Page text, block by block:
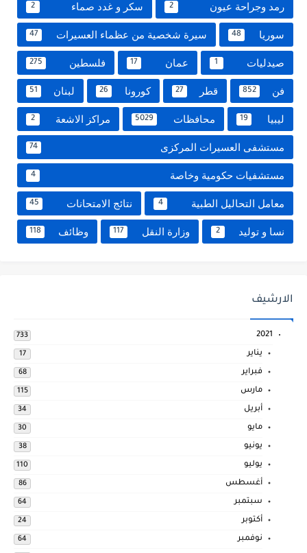
رمد وجراحة عيون 2 سكر و غدد صماء 2
سوريا 48 سيرة شخصية من عظماء العسيرات 47
صيدليات 1 عمان 17 فلسطين 275
فن 852 قطر 27 كورونا 26 لبنان 51
ليبيا 19 محافظات 5029 مراكز الاشعة 2
مستشفى العسيرات المركزى 74
مستشفيات حكومية وخاصة 4
معامل التحاليل الطبية 4 نتائج الامتحانات 45
نسا و توليد 2 وزارة النقل 117 وظائف 118
الارشيف
2021
733
يناير 17
فبراير 68
مارس 115
أبريل 34
مايو 30
يونيو 38
يوليو 110
أغسطس 86
سبتمبر 64
أكتوبر 24
نوفمبر 64